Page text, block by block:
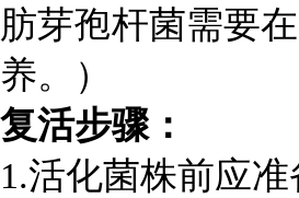
肪芽孢杆菌需要
养。）
复活步骤：
1.活化菌株前应